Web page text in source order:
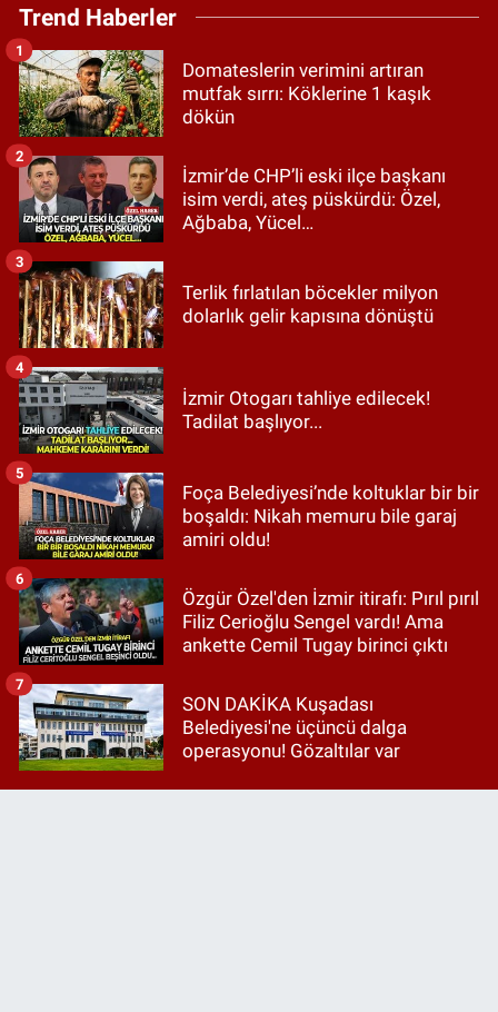
Trend Haberler
Domateslerin verimini artıran
mutfak sırrı: Köklerine 1 kaşık
dökün
1
İzmir’de CHP’li eski ilçe başkanı
isim verdi, ateş püskürdü: Özel,
Ağbaba, Yücel…
2
Terlik fırlatılan böcekler milyon
dolarlık gelir kapısına dönüştü
3
İzmir Otogarı tahliye edilecek!
Tadilat başlıyor...
4
Foça Belediyesi’nde koltuklar bir bir
boşaldı: Nikah memuru bile garaj
amiri oldu!
5
Özgür Özel'den İzmir itirafı: Pırıl pırıl
Filiz Cerioğlu Sengel vardı! Ama
ankette Cemil Tugay birinci çıktı
6
SON DAKİKA Kuşadası
Belediyesi'ne üçüncü dalga
operasyonu! Gözaltılar var
7